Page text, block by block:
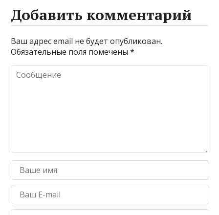
Добавить комментарий
Ваш адрес email не будет опубликован.
Обязательные поля помечены*